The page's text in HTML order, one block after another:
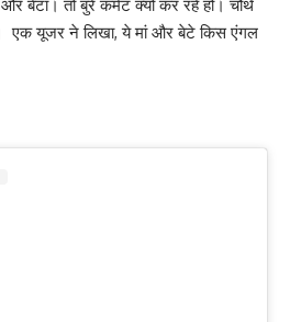
बेटा। तो बुरे कमेंट क्यों कर रहे हो। चौथे
एक यूजर ने लिखा, ये मां और बेटे किस एंगल